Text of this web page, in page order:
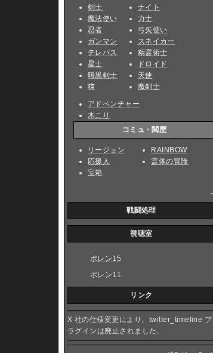
剣士
魔法使い
忍者
ガンマン
テレパス
星士
暗黒剣士
猫
ナイト
力士
弓矢使い
スネイカー
精霊術士
ドロイド
天使
魔剣士
アドベンチャー
木こり
コミュ・閲歴
リージョン
応援人
宝箱
RAINBOW
霊体の冒険
戦闘処理
視聴室
ポレン15
ポレン11-
リンク
X 社の仕様変更により、twitter_timeline プ
ラグインは廃止されました。